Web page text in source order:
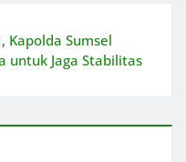
Kapolda Sumsel
untuk Jaga Stabilitas